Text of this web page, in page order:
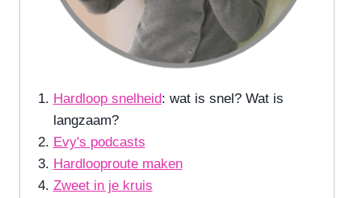
Hardloop snelheid: wat is snel? Wat is
langzaam?
Evy's podcasts
Hardlooproute maken
Zweet in je kruis